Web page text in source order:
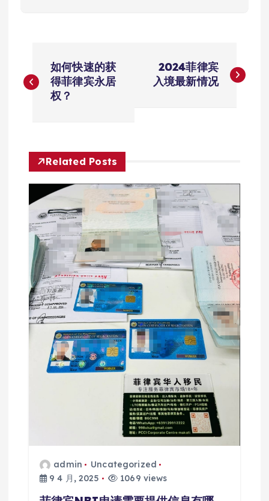
章
航
如何快速的获
得菲律宾永居
权？
2024菲律宾
入境最新情况
Related Posts
admin
Uncategorized
9 4 月, 2025
1069 views